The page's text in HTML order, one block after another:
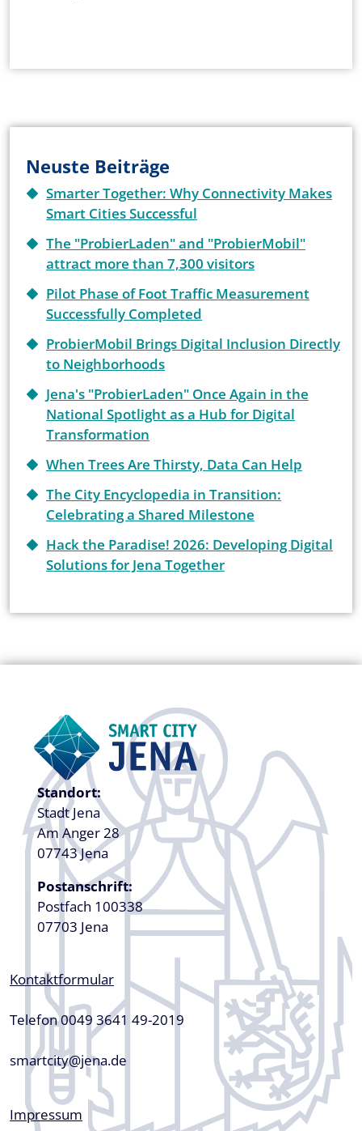
Neuste Beiträge
Smarter Together: Why Connectivity Makes
Smart Cities Successful
The "ProbierLaden" and "ProbierMobil"
attract more than 7,300 visitors
Pilot Phase of Foot Traffic Measurement
Successfully Completed
ProbierMobil Brings Digital Inclusion Directly
to Neighborhoods
Jena's "ProbierLaden" Once Again in the
National Spotlight as a Hub for Digital
Transformation
When Trees Are Thirsty, Data Can Help
The City Encyclopedia in Transition:
Celebrating a Shared Milestone
Hack the Paradise! 2026: Developing Digital
Solutions for Jena Together
Standort:
Stadt Jena
Am Anger 28
07743 Jena
Postanschrift:
Postfach 100338
07703 Jena
Kontaktformular
Telefon 0049 3641 49-2019
smartcity@jena.de
Fußzeile
Impressum